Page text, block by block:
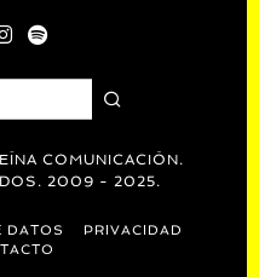
COMUNICACIÓN.
2009 - 2025.
DATOS
PRIVACIDAD